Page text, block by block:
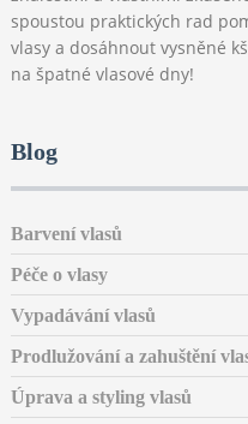
spoustou praktických rad
vlasy a dosáhnout vysněné
na špatné vlasové dny!
Blog
Barvení vlasů
Péče o vlasy
Vypadávání vlasů
Prodlužování a zahuštění
Úprava a styling vlasů